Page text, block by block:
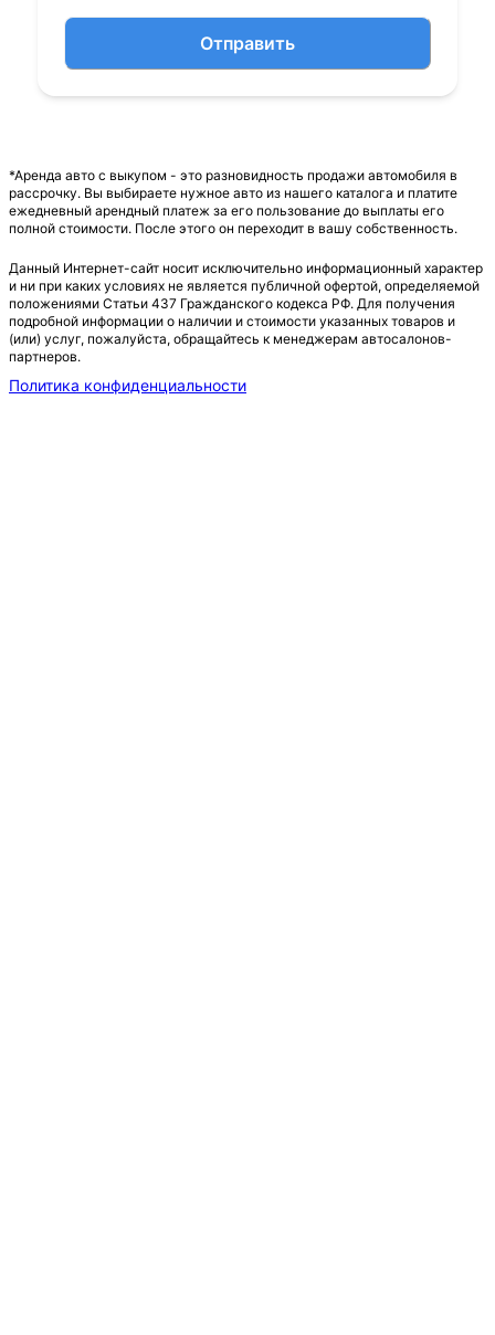
Отправить
*Аренда авто с выкупом - это разновидность продажи автомобиля в
рассрочку. Вы выбираете нужное авто из нашего каталога и платите
ежедневный арендный платеж за его пользование до выплаты его
полной стоимости. После этого он переходит в вашу собственность.
Данный Интернет-сайт носит исключительно информационный характер
и ни при каких условиях не является публичной офертой, определяемой
положениями Статьи 437 Гражданского кодекса РФ. Для получения
подробной информации о наличии и стоимости указанных товаров и
(или) услуг, пожалуйста, обращайтесь к менеджерам автосалонов-
партнеров.
Политика конфиденциальности